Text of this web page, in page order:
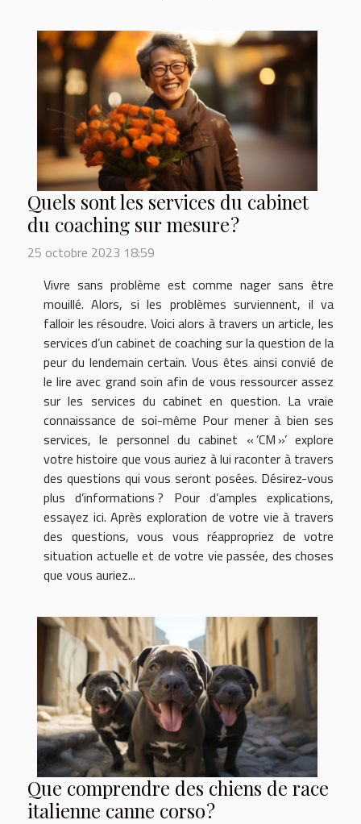
Quels sont les services du cabinet
du coaching sur mesure ?
25 octobre 2023 18:59
Vivre sans problème est comme nager sans être
mouillé. Alors, si les problèmes surviennent, il va
falloir les résoudre. Voici alors à travers un article, les
services d’un cabinet de coaching sur la question de la
peur du lendemain certain. Vous êtes ainsi convié de
le lire avec grand soin afin de vous ressourcer assez
sur les services du cabinet en question. La vraie
connaissance de soi-même Pour mener à bien ses
services, le personnel du cabinet « ’CM »’ explore
votre histoire que vous auriez à lui raconter à travers
des questions qui vous seront posées. Désirez-vous
plus d’informations ? Pour d’amples explications,
essayez ici. Après exploration de votre vie à travers
des questions, vous vous réappropriez de votre
situation actuelle et de votre vie passée, des choses
que vous auriez...
Que comprendre des chiens de race
italienne canne corso ?